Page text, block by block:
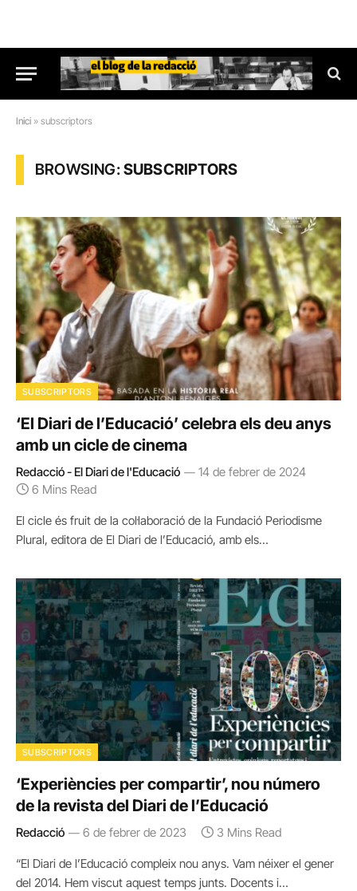
Inici » subscriptors
BROWSING:SUBSCRIPTORS
SUBSCRIPTORS
‘El Diari de l’Educació’ celebra els deu anys
amb un cicle de cinema
Redacció - El Diari de l'Educació
14 de febrer de 2024
6 Mins Read
El cicle és fruit de la col·laboració de la Fundació Periodisme
Plural, editora de El Diari de l’Educació, amb els…
SUBSCRIPTORS
‘Experiències per compartir’, nou número
de la revista del Diari de l’Educació
Redacció 6 de febrer de 2023 3 Mins Read
“El Diari de l’Educació compleix nou anys. Vam néixer el gener
del 2014. Hem viscut aquest temps junts. Docents i…